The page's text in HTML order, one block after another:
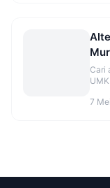
Cari
7